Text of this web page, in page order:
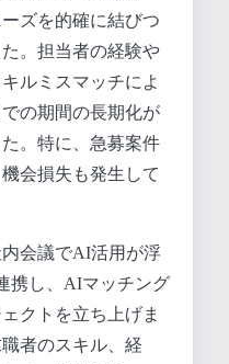
ズを的確に結びつ
。担当者の経験や
ルミスマッチによ
の期間の長期化が
。特に、急募案件
会損失も発生して
会議でAI活用が浮
携し、AIマッチング
クトを立ち上げま
者のスキル、経